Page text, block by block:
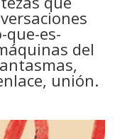
es-
del
unión.